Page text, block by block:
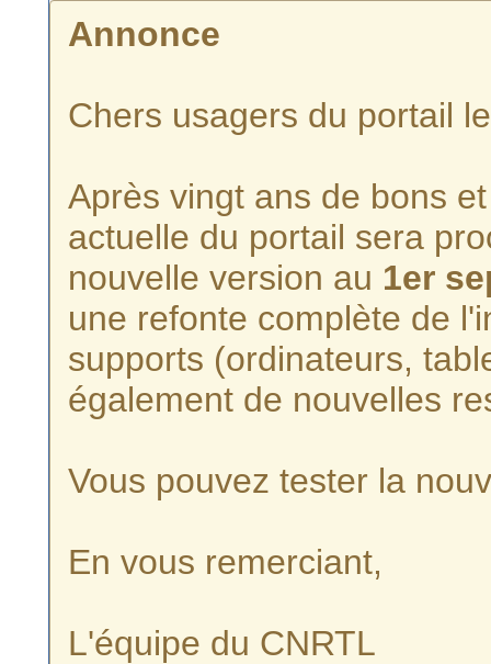
Annonce
Chers usagers du portail
Après vingt ans de bons
actuelle du portail sera
nouvelle version au 1er
une refonte complète de
supports (ordinateurs,
également de nouvelles
Vous pouvez tester la
En vous remerciant,
L'équipe du CNRTL